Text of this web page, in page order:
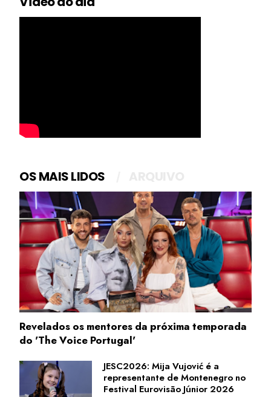
OS MAIS LIDOS
Revelados os mentores da próxima temporada
do 'The Voice Portugal'
JESC2026: Mija Vujović é a
representante de Montenegro no
Festival Eurovisão Júnior 2026